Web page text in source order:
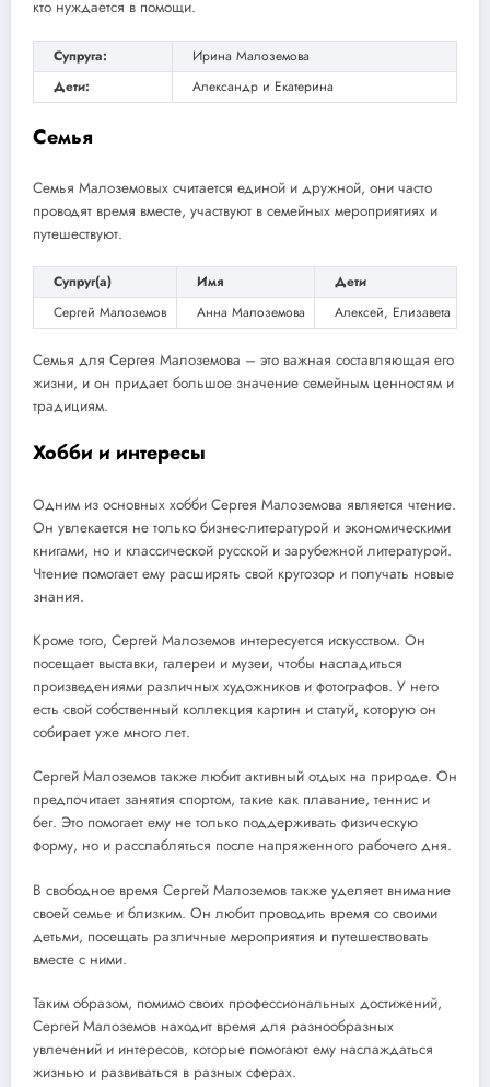
кто нуждается в помощи.
Супруга:
Ирина Малоземова
Дети:
Александр и Екатерина
Семья
Семья Малоземовых считается единой и дружной, они часто
проводят время вместе, участвуют в семейных мероприятиях и
путешествуют.
Супруг(а) Имя
Дети
Сергей Малоземов
Анна Малоземова Алексей, Елизавета
Семья для Сергея Малоземова – это важная составляющая его
жизни, и он придает большое значение семейным ценностям и
традициям.
Хобби и интересы
Одним из основных хобби Сергея Малоземова является чтение.
Он увлекается не только бизнес-литературой и экономическими
книгами, но и классической русской и зарубежной литературой.
Чтение помогает ему расширять свой кругозор и получать новые
знания.
Кроме того, Сергей Малоземов интересуется искусством. Он
посещает выставки, галереи и музеи, чтобы насладиться
произведениями различных художников и фотографов. У него
есть свой собственный коллекция картин и статуй, которую он
собирает уже много лет.
Сергей Малоземов также любит активный отдых на природе. Он
предпочитает занятия спортом, такие как плавание, теннис и
бег. Это помогает ему не только поддерживать физическую
форму, но и расслабляться после напряженного рабочего дня.
В свободное время Сергей Малоземов также уделяет внимание
своей семье и близким. Он любит проводить время со своими
детьми, посещать различные мероприятия и путешествовать
вместе с ними.
Таким образом, помимо своих профессиональных достижений,
Сергей Малоземов находит время для разнообразных
увлечений и интересов, которые помогают ему наслаждаться
жизнью и развиваться в разных сферах.